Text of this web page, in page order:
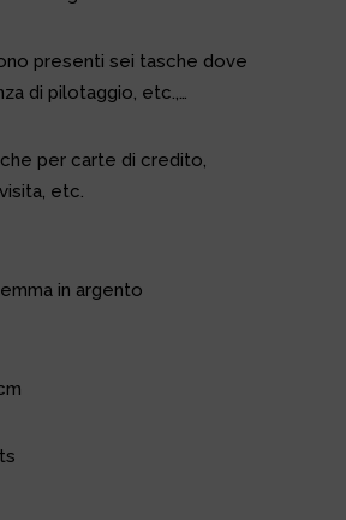
presenti sei tasche dove
di pilotaggio, etc.,…
per carte di credito,
etc.
in argento